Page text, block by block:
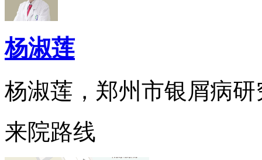
杨淑莲
杨淑莲，郑州市银屑病
来院路线